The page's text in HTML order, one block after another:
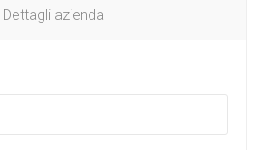
Dettagli azienda